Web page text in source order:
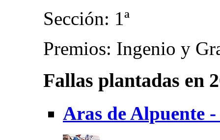
Sección: 1ª
Premios: Ingenio y
Fallas plantadas en
Aras de Alpuente